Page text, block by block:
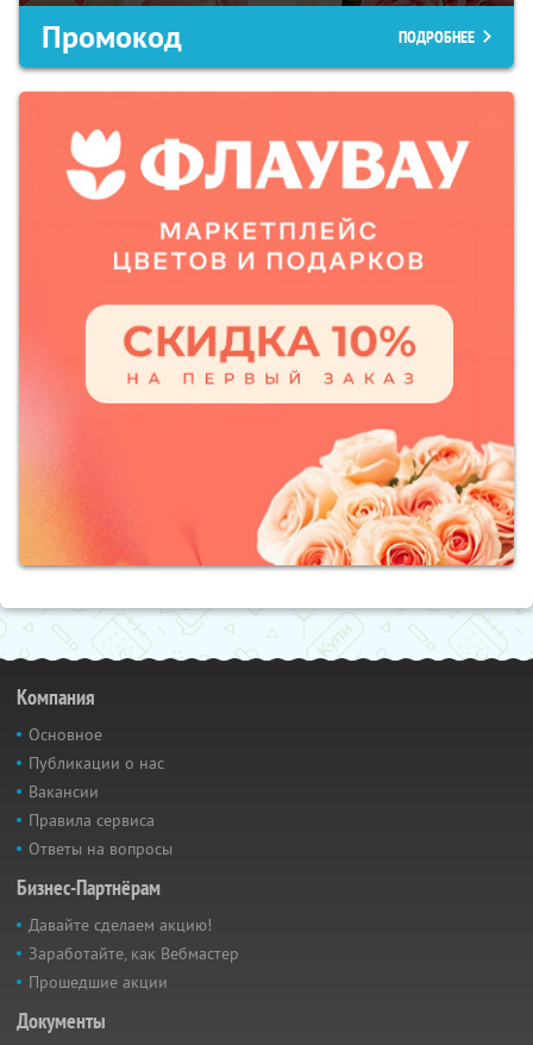
Промокод ПОДРОБНЕЕ
Компания
Основное
Публикации о нас
Вакансии
Правила сервиса
Ответы на вопросы
Бизнес-Партнёрам
Давайте сделаем акцию!
Заработайте, как Вебмастер
Прошедшие акции
Документы